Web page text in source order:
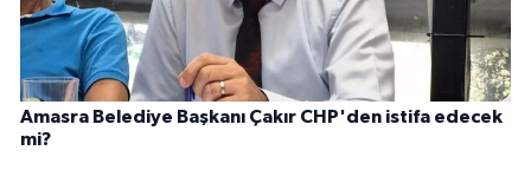
Amasra Belediye Başkanı Çakır CHP'den istifa edecek
mi?